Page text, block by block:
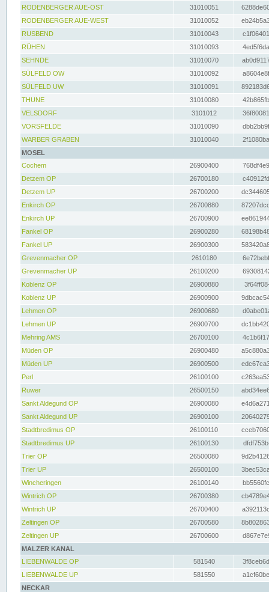
RODENBERGER AUE-OST
31010051
RODENBERGER AUE-WEST
31010052
RUSBEND
31010043
RÜHEN
31010093
SEHNDE
31010070
SÜLFELD OW
31010092
SÜLFELD UW
31010091
THUNE
31010080
VELSDORF
3101012
VORSFELDE
31010090
WARBER GRABEN
31010040
MOSEL
Cochem
26900400
Detzem OP
26700180
Detzem UP
26700200
Enkirch OP
26700880
Enkirch UP
26700900
Fankel OP
26900280
Fankel UP
26900300
Grevenmacher OP
2610180
Grevenmacher UP
26100200
Koblenz OP
26900880
Koblenz UP
26900900
Lehmen OP
26900680
Lehmen UP
26900700
Mehring AMS
26700100
Müden OP
26900480
Müden UP
26900500
Perl
26100100
Ruwer
26500150
Sankt Aldegund OP
26900080
Sankt Aldegund UP
26900100
Stadtbredimus OP
26100110
Stadtbredimus UP
26100130
Trier OP
26500080
Trier UP
26500100
Wincheringen
26100140
Wintrich OP
26700380
Wintrich UP
26700400
Zeltingen OP
26700580
Zeltingen UP
26700600
MALZER KANAL
LIEBENWALDE OP
581540
LIEBENWALDE UP
581550
NECKAR